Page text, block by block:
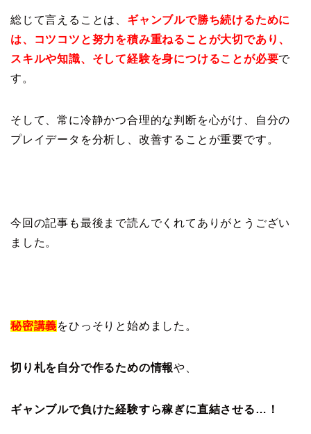
総じて言えることは、 ギャンブルで勝ち続けるために
は、コツコツと努力を積み重ねることが大切であり、
スキルや知識、そして経験を身につけることが必要で
す。
そして、常に冷静かつ合理的な判断を心がけ、自分の
プレイデータを分析し、改善することが重要です。
今回の記事も最後まで読んでくれてありがとうござい
ました。
秘密講義をひっそりと始めました。
切り札を自分で作るための情報や、
ギャンブルで負けた経験すら稼ぎに直結させる…！